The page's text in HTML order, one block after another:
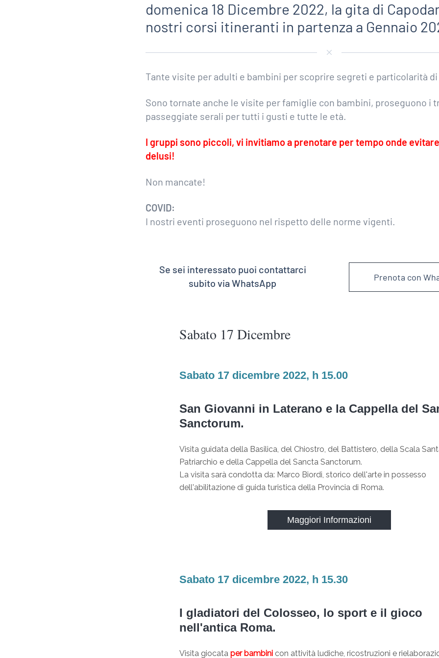
domenica 18 Dicembre 2022, la gita di
nostri corsi itineranti in partenza a Gennaio
Tante visite per adulti e bambini per scoprire segreti e particolarità di
Sono tornate anche le visite per famiglie con bambini, proseguono i
passeggiate serali per tutti i gusti e tutte le età.
I gruppi sono piccoli, vi invitiamo a prenotare per tempo onde
delusi!
Non mancate!
COVID:
I nostri eventi proseguono nel rispetto delle norme vigenti.
Se sei interessato puoi contattarci
subito via WhatsApp
Prenota con
Sabato 17 Dicembre
Sabato 17 dicembre 2022, h 15.00
San Giovanni in Laterano e la Cappella del
Sanctorum.
Visita guidata della Basilica, del Chiostro, del Battistero, della Scala
Patriarchio e della Cappella del Sancta Sanctorum.
La visita sarà condotta da: Marco Biordi, storico dell'arte in possesso
dell'abilitazione di guida turistica della Provincia di Roma.
Maggiori Informazioni
Sabato 17 dicembre 2022, h 15.30
I gladiatori del Colosseo, lo sport e il gioco
nell'antica Roma.
Visita giocata per bambini con attività ludiche, ricostruzioni e